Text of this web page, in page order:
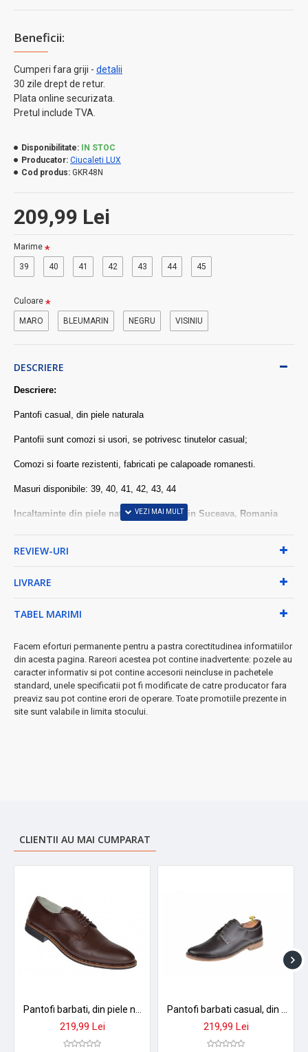
Beneficii:
Cumperi fara griji - detalii
30 zile drept de retur.
Plata online securizata.
Pretul include TVA.
209,99 Lei
Disponibilitate: IN STOC
Producator: Ciucaleti LUX
Cod produs: GKR48N
Marime
39 40 41 42 43 44 45
Culoare
MARO BLEUMARIN NEGRU VISINIU
DESCRIERE
Descriere:
Pantofi casual, din piele naturala
Pantofii sunt comozi si usori, se potrivesc tinutelor casual;
Comozi si foarte rezistenti, fabricati pe calapoade romanesti.
Masuri disponibile: 39, 40, 41, 42, 43, 44
Incaltaminte din piele naturala, fabricata in Suceava, Romania
REVIEW-URI
LIVRARE
TABEL MARIMI
Facem eforturi permanente pentru a pastra corectitudinea informatiilor
din acesta pagina. Rareori acestea pot contine inadvertente: pozele au
caracter informativ si pot contine accesorii neincluse in pachetele
standard, unele specificatii pot fi modificate de catre producator fara
preaviz sau pot contine erori de operare. Toate promotiile prezente in
site sunt valabile in limita stocului.
CLIENTII AU MAI CUMPARAT
219,99 Lei 219,99 Lei